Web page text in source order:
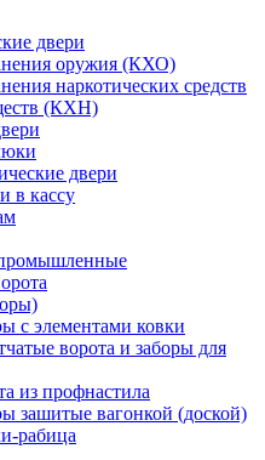
двери
оружия (КХО)
наркотических средств
(КХН)
двери
в кассу
с элементами ковки
ворота и заборы для
из профнастила
зашитые вагонкой (доской)
рабица